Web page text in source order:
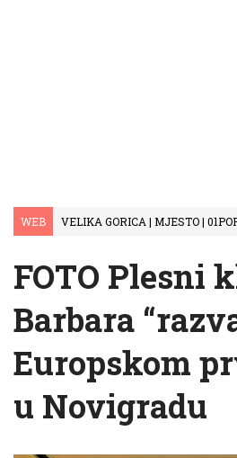
WEB VELIKA GORICA | MJESTO |
FOTO Plesni
Barbara
Europskom
u Novigradu